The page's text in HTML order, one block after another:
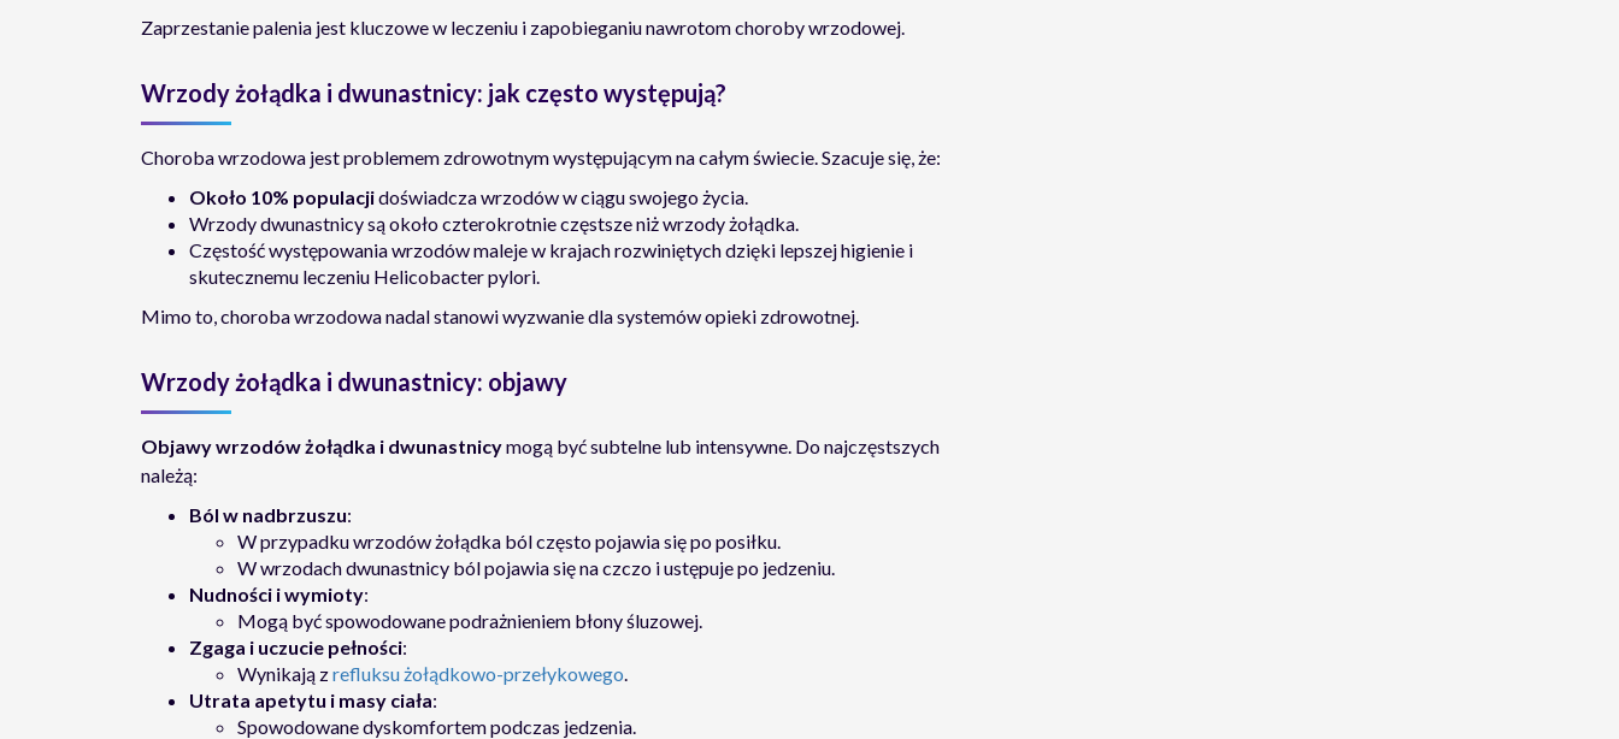
Zaprzestanie palenia jest kluczowe w leczeniu i zapobieganiu nawrotom choroby wrzodowej.
Wrzody żołądka i dwunastnicy: jak często występują?
Choroba wrzodowa jest problemem zdrowotnym występującym na całym świecie. Szacuje się, że:
Około 10% populacjidoświadcza wrzodów w ciągu swojego życia.
Wrzody dwunastnicy są około czterokrotnie częstsze niż wrzody żołądka.
Częstość występowania wrzodów maleje w krajach rozwiniętych dzięki lepszej higienie i
skutecznemu leczeniu Helicobacter pylori.
Mimo to, choroba wrzodowa nadal stanowi wyzwanie dla systemów opieki zdrowotnej.
Wrzody żołądka i dwunastnicy: objawy
Objawy wrzodów żołądka i dwunastnicymogą być subtelne lub intensywne. Do najczęstszych
należą:
Ból w nadbrzuszu:
W przypadku wrzodów żołądka ból często pojawia się po posiłku.
W wrzodach dwunastnicy ból pojawia się na czczo i ustępuje po jedzeniu.
Nudności i wymioty:
Mogą być spowodowane podrażnieniem błony śluzowej.
Zgaga i uczucie pełności:
Wynikają zrefluksu żołądkowo-przełykowego.
Utrata apetytu i masy ciała:
Spowodowane dyskomfortem podczas jedzenia.